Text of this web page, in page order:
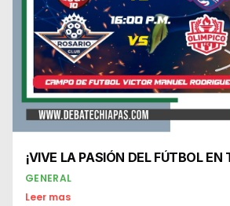
¡VIVE LA PASIÓN DEL FÚTBOL EN
GENERAL
Leer mas